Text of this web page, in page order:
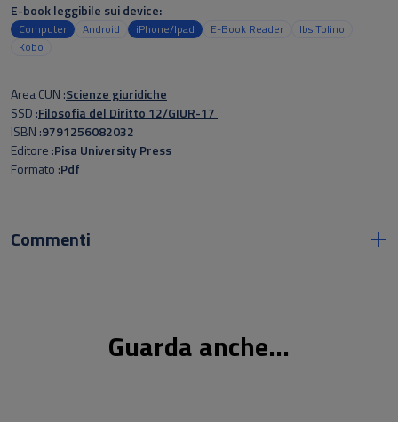
E-book leggibile sui device:
Computer Android iPhone/Ipad E-Book Reader
Ibs Tolino
Kobo
Area CUN Scienze giuridiche
SSD Filosofia del Diritto 12/GIUR-17
ISBN 9791256082032
Editore Pisa University Press
Formato Pdf
Commenti
Guarda anche...